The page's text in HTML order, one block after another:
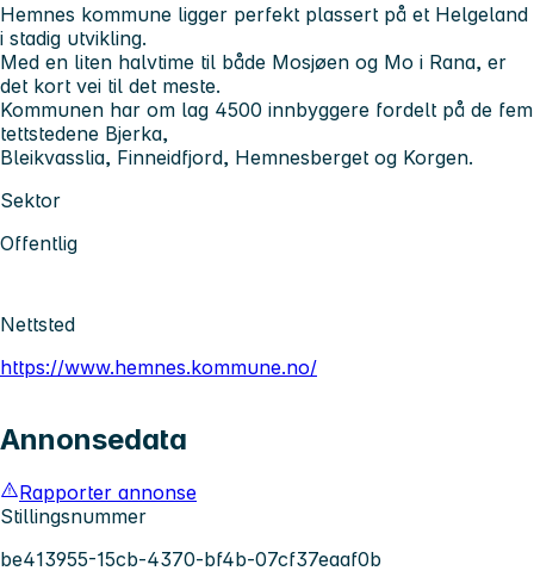
Hemnes kommune ligger perfekt plassert på et Helgeland
i stadig utvikling.
Med en liten halvtime til både Mosjøen og Mo i Rana, er
det kort vei til det meste.
Kommunen har om lag 4500 innbyggere fordelt på de fem
tettstedene Bjerka,
Bleikvasslia, Finneidfjord, Hemnesberget og Korgen.
Sektor
Offentlig
Nettsted
https://www.hemnes.kommune.no/
Annonsedata
Rapporter annonse
Stillingsnummer
be413955-15cb-4370-bf4b-07cf37eaaf0b